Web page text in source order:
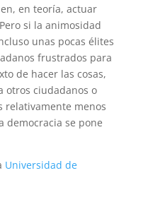
en teoría, actuar
si la animosidad
unas pocas élites
frustrados para
de hacer las cosas,
otros ciudadanos o
relativamente menos
democracia se pone
Universidad de